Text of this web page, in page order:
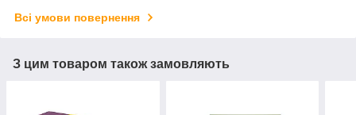
Всі умови повернення
З цим товаром також замовляють